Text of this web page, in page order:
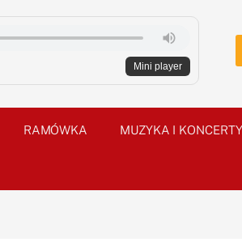
Mini player
RAMÓWKA MUZYKA I KONCERTY